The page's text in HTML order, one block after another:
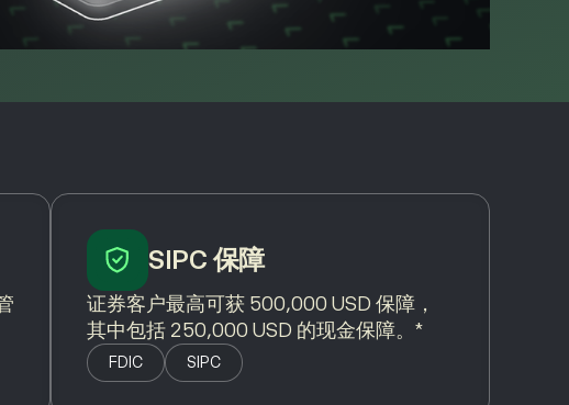
SIPC 保障
证券客户最高可获 500,000 USD 保障，
其中包括 250,000 USD 的现金保障。*
FDIC SIPC